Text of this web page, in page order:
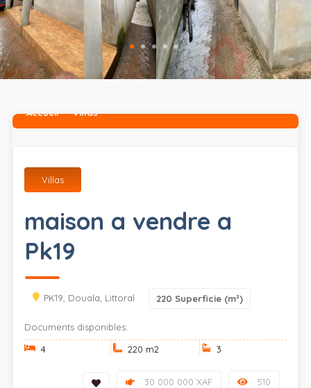
Accueil Villas
Villas
maison a vendre a
Pk19
PK19, Douala, Littoral 220 Superficie (m²)
Documents disponibles:
4
220 m2 3
510
30 000 000 XAF